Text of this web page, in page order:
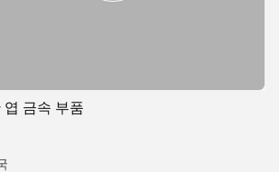
엽 금속 부품